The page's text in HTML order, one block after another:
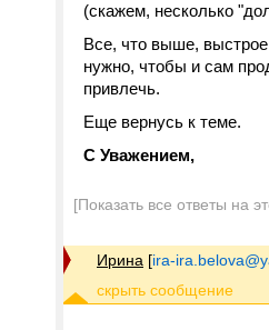
(скажем, несколько
Все, что выше,
нужно, чтобы и сам
привлечь.
Еще вернусь к теме.
С Уважением,
[Показать все ответы на
Ирина [ira-